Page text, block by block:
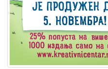
Мој
налог